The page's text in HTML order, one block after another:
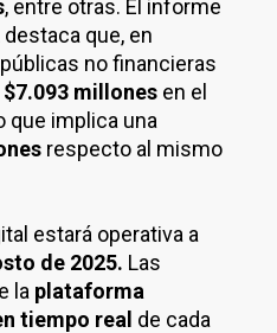
, entre otras. El informe
que, en
no financieras
$7.093 millones en el
que implica una
respecto al mismo
estará operativa a
de 2025. Las
la plataforma
tiempo real de cada